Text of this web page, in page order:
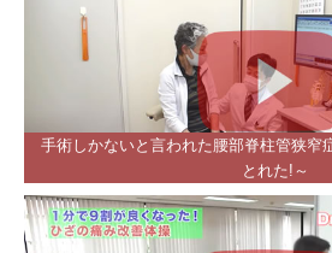
手術しかないと言われた腰部脊柱管狭窄
とれた!～